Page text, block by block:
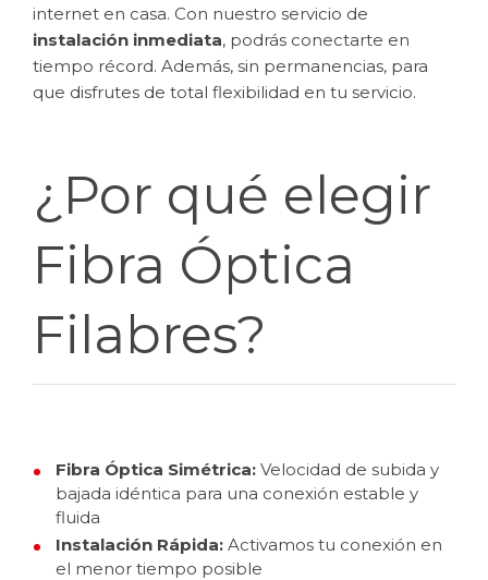
internet en casa. Con nuestro servicio de
instalación inmediata, podrás conectarte en
tiempo récord. Además, sin permanencias, para
que disfrutes de total flexibilidad en tu servicio.
¿Por qué elegir
Fibra Óptica
Filabres?
Fibra Óptica Simétrica: Velocidad de subida y
bajada idéntica para una conexión estable y
fluida
Instalación Rápida: Activamos tu conexión en
el menor tiempo posible